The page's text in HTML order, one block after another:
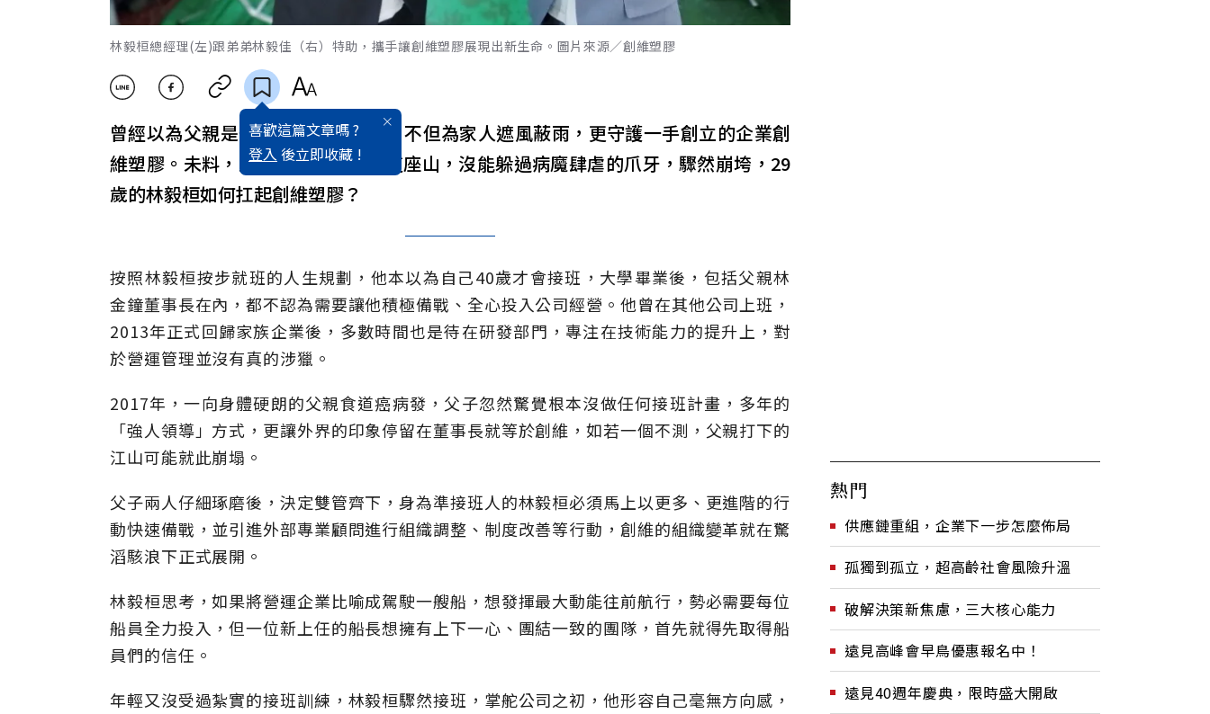
林毅桓總經理(左)跟弟弟林毅佳（右）特助，攜手讓創維塑膠展現出新生命。圖片來源／創維塑膠
喜歡這篇文章嗎 ?
登入 後立即收藏 !
曾經以為父親是一座高大巍峨的山，不但為家人遮風蔽雨，更守護一手創立的企業創
維塑膠。未料，家人與員工仰賴的這座山，沒能躲過病魔肆虐的爪牙，驟然崩垮，29
歲的林毅桓如何扛起創維塑膠？
按照林毅桓按步就班的人生規劃，他本以為自己40歲才會接班，大學畢業後，包括父親林
金鐘董事長在內，都不認為需要讓他積極備戰、全心投入公司經營。他曾在其他公司上班，
2013年正式回歸家族企業後，多數時間也是待在研發部門，專注在技術能力的提升上，對
於營運管理並沒有真的涉獵。
2017年，一向身體硬朗的父親食道癌病發，父子忽然驚覺根本沒做任何接班計畫，多年的
「強人領導」方式，更讓外界的印象停留在董事長就等於創維，如若一個不測，父親打下的
江山可能就此崩塌。
父子兩人仔細琢磨後，決定雙管齊下，身為準接班人的林毅桓必須馬上以更多、更進階的行
動快速備戰，並引進外部專業顧問進行組織調整、制度改善等行動，創維的組織變革就在驚
滔駭浪下正式展開。
林毅桓思考，如果將營運企業比喻成駕駛一艘船，想發揮最大動能往前航行，勢必需要每位
船員全力投入，但一位新上任的船長想擁有上下一心、團結一致的團隊，首先就得先取得船
員們的信任。
年輕又沒受過紮實的接班訓練，林毅桓驟然接班，掌舵公司之初，他形容自己毫無方向感，
熱門
供應鏈重組，企業下一步怎麼佈局
孤獨到孤立，超高齡社會風險升溫
破解決策新焦慮，三大核心能力
遠見高峰會早鳥優惠報名中！
遠見40週年慶典，限時盛大開啟